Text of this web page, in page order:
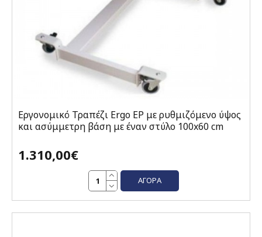
Εργονομικό Τραπέζι Ergo EP με ρυθμιζόμενο ύψος
και ασύμμετρη βάση με έναν στύλο 100x60 cm
1.310,00€
ΑΓΟΡΆ